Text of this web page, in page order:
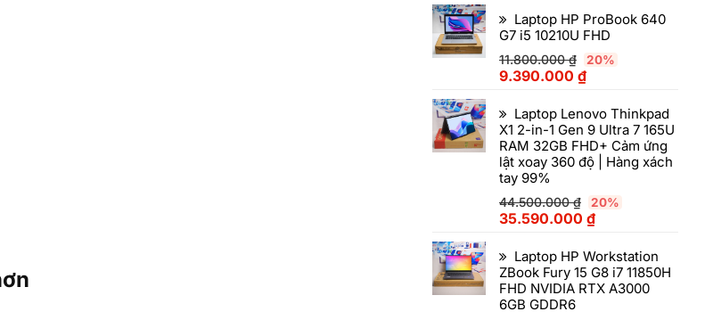
Laptop HP ProBook 640
G7 i5 10210U FHD
11.800.000₫ 20%
9.390.000 ₫
Laptop Lenovo Thinkpad
X1 2-in-1 Gen 9 Ultra 7 165U
RAM 32GB FHD+ Cảm ứng
lật xoay 360 độ | Hàng xách
tay 99%
44.500.000₫ 20%
35.590.000 ₫
Laptop HP Workstation
ZBook Fury 15 G8 i7 11850H
FHD NVIDIA RTX A3000
6GB GDDR6